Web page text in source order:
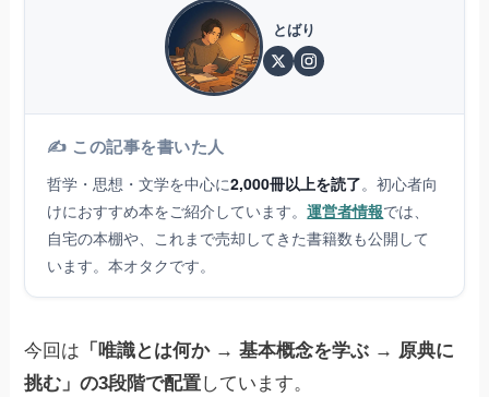
とばり
✍️ この記事を書いた人
哲学・思想・文学を中心に2,000冊以上を読了。初心者向
けにおすすめ本をご紹介しています。運営者情報では、
自宅の本棚や、これまで売却してきた書籍数も公開して
います。本オタクです。
今回は 「唯識とは何か → 基本概念を学ぶ → 原典に
挑む」の3段階で配置しています。